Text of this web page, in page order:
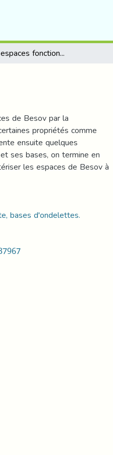
Quelques espaces fonctionnels et ondelettes
de Besov par la
propriétés comme
ensuite quelques
ses bases, on termine en
les espaces de Besov à
bases d'ondelettes.